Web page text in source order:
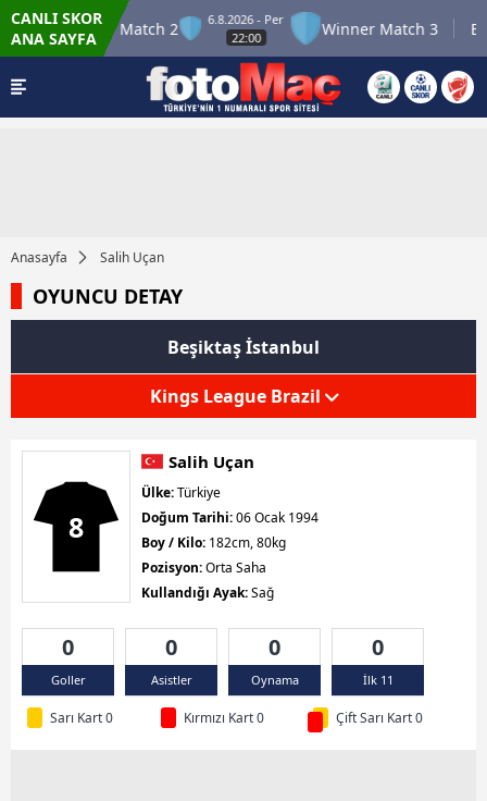
CANLI SKOR
ANA SAYFA
Winner Match 2
6.8.2026 - Per
22:00
Winner Match 3
Anasayfa Salih Uçan
OYUNCU DETAY
Beşiktaş İstanbul
Kings League Brazil
8
Salih Uçan
Ülke:Türkiye
Doğum Tarihi:06 Ocak 1994
Boy / Kilo: 182cm, 80kg
Pozisyon:Orta Saha
Kullandığı Ayak:Sağ
0
Goller
0
Asistler
0
Oynama
0
İlk 11
Sarı Kart 0 Kırmızı Kart 0 Çift Sarı Kart 0